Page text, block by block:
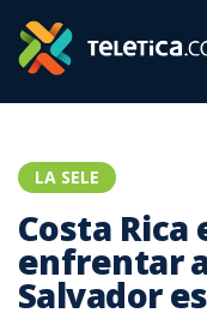
LA SELE
Costa
enfrentar
Salvador